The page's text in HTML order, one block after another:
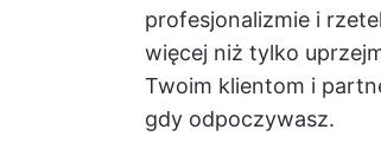
profesjonalizmie i
więcej niż tylko
Twoim klientom i
gdy odpoczywasz.